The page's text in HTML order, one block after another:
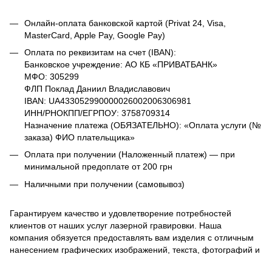
Онлайн-оплата банковской картой (Privat 24, Visa,
MasterCard, Apple Pay, Google Pay)
Оплата по реквизитам на счет (IBAN):
Банковское учреждение: АО КБ «ПРИВАТБАНК»
МФО: 305299
ФЛП Поклад Даниил Владиславович
IBAN: UA433052990000026002006306981
ИНН/РНОКПП/ЕГРПОУ: 3758709314
Назначение платежа (ОБЯЗАТЕЛЬНО): «Оплата услуги (№
заказа) ФИО плательщика»
Оплата при получении (Наложенный платеж) — при
минимальной предоплате от 200 грн
Наличными при получении (самовывоз)
Гарантируем качество и удовлетворение потребностей
клиентов от наших услуг лазерной гравировки. Наша
компания обязуется предоставлять вам изделия с отличным
нанесением графических изображений, текста, фотографий и